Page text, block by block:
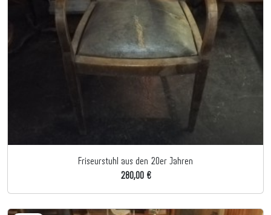
Friseurstuhl aus den 20er Jahren
280,00 €